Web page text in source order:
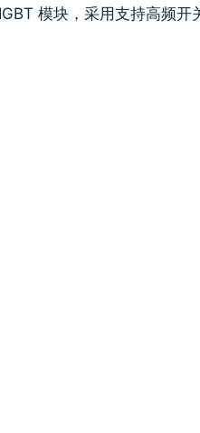
模块，采用支持高频开